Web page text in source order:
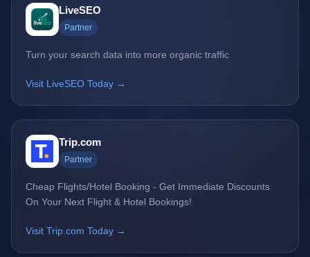
LiveSEO
Partner
Turn your search data into more organic traffic
Visit LiveSEO Today →
Trip.com
Partner
Cheap Flights/Hotel Booking - Get Immediate Discounts
On Your Next Flight & Hotel Bookings!
Visit Trip.com Today →